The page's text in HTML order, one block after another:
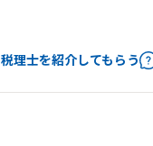
税理士を紹介してもらう